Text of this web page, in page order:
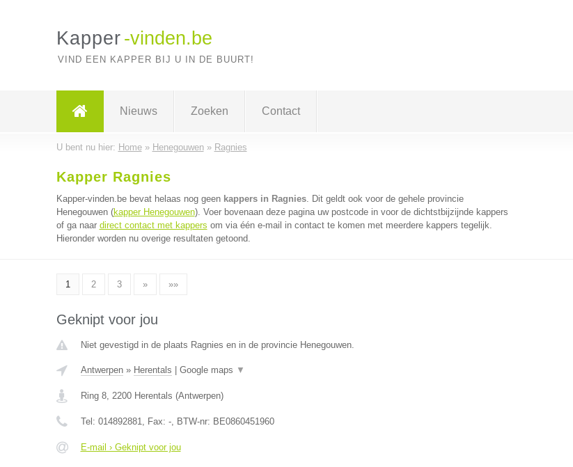
Kapper -vinden.be
VIND EEN KAPPER BIJ U IN DE BUURT!
Nieuws Zoeken Contact
U bent nu hier: Home» Henegouwen» Ragnies
Kapper Ragnies
Kapper-vinden.be bevat helaas nog geen kappers in Ragnies. Dit geldt ook voor de gehele provincie
Henegouwen (kapper Henegouwen). Voer bovenaan deze pagina uw postcode in voor de dichtstbijzijnde kappers
of ga naar direct contact met kappers om via één e-mail in contact te komen met meerdere kappers tegelijk.
Hieronder worden nu overige resultaten getoond.
1 2 3 » »»
Geknipt voor jou
Niet gevestigd in de plaats Ragnies en in de provincie Henegouwen.
Antwerpen» Herentals Google maps ▼
Ring 8, 2200 Herentals (Antwerpen)
Tel: 014892881, Fax: -, BTW-nr: BE0860451960
E-mail › Geknipt voor jou